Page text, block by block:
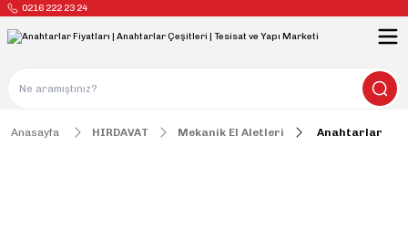
0216 222 23 24
Anasayfa HIRDAVAT Mekanik El Aletleri Anahtarlar